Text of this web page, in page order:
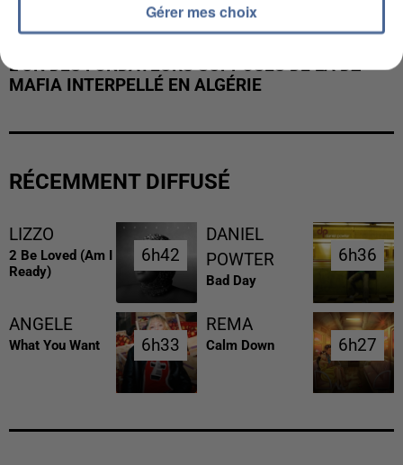
L’UN DES FONDATEURS SUPPOSÉS DE LA DZ
MAFIA INTERPELLÉ EN ALGÉRIE
RÉCEMMENT DIFFUSÉ
LIZZO
2 Be Loved (am I
Ready)
6h42
6h42
DANIEL
POWTER
Bad Day
6h36
6h36
ANGELE
What You Want 6h33
6h33
REMA
Calm Down 6h27
6h27
Gérer mes choix